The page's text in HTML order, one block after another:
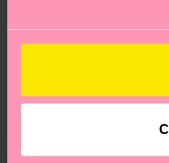
am häufigsten